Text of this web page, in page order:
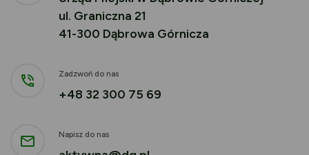
ul. Graniczna 21
41-300 Dąbrowa Górnicza
Zadzwoń do nas
+48 32 300 75 69
Napisz do nas